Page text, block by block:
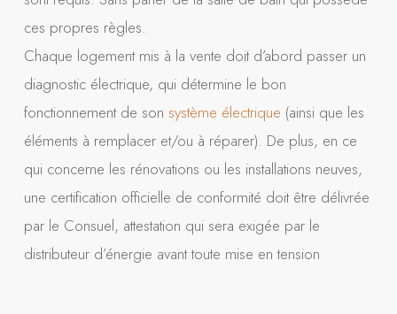
ces propres règles.
Chaque logement mis à la vente doit d’abord passer un
diagnostic électrique, qui détermine le bon
fonctionnement de son système électrique (ainsi que les
éléments à remplacer et/ou à réparer). De plus, en ce
qui concerne les rénovations ou les installations neuves,
une certification officielle de conformité doit être délivrée
par le Consuel, attestation qui sera exigée par le
distributeur d’énergie avant toute mise en tension